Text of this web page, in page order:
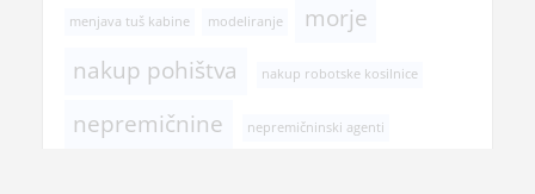
menjava tuš kabine modeliranje
morje
nakup pohištva
nakup robotske kosilnice
nepremičnine nepremičninski agenti